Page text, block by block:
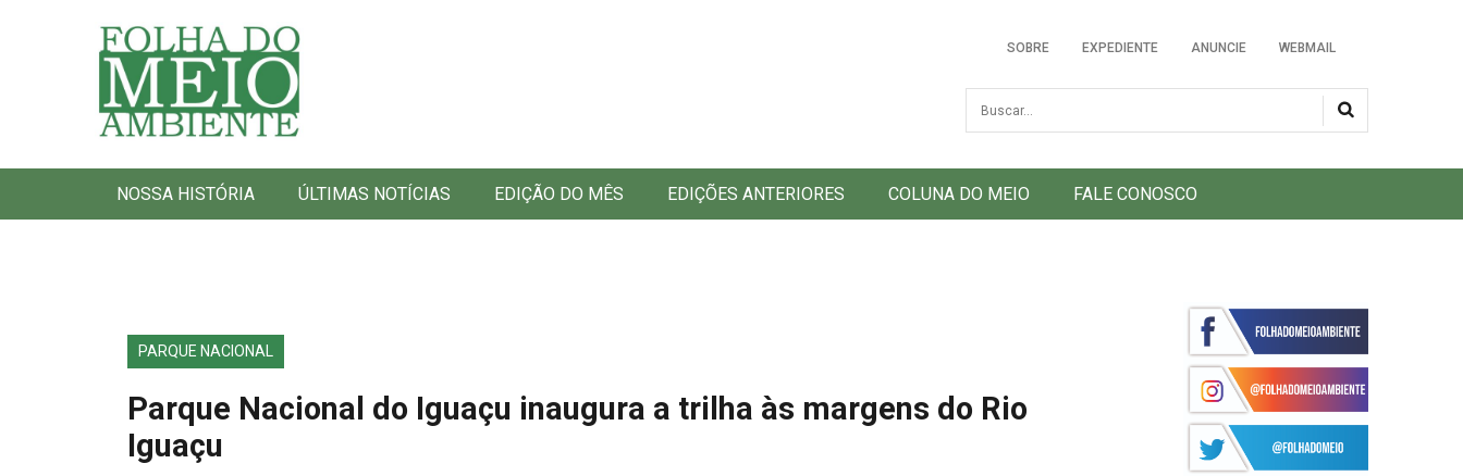
Folha do Meio Ambiente
SOBRE EXPEDIENTE ANUNCIE WEBMAIL
Busca
NOSSA HISTÓRIA ÚLTIMAS NOTÍCIAS EDIÇÃO DO MÊS EDIÇÕES ANTERIORES COLUNA DO MEIO FALE CONOSCO
PARQUE NACIONAL
Parque Nacional do Iguaçu inaugura a trilha às margens do Rio
Iguaçu